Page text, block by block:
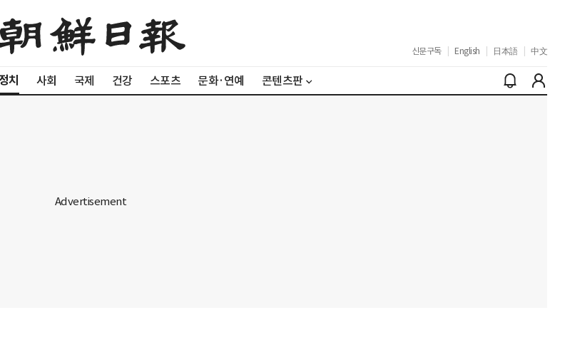
신문구독 English 日本語 中文
치 사회 국제 건강 스포츠 문화·연예 콘텐츠판